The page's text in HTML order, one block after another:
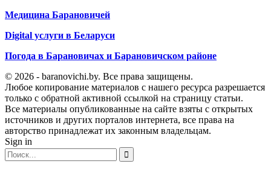
Медицина Барановичей
Digital услуги в Беларуси
Погода в Барановичах и Барановичском районе
© 2026 - baranovichi.by. Все права защищены.
Любое копирование материалов с нашего ресурса разрешается
только с обратной активной ссылкой на страницу статьи.
Все материалы опубликованные на сайте взяты с открытых
источников и других порталов интернета, все права на
авторство принадлежат их законным владельцам.
Sign in